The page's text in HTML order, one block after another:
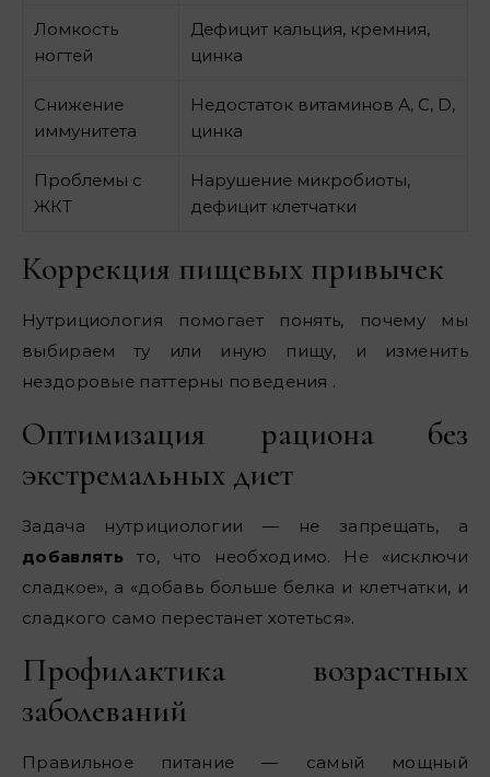
Ломкость
ногтей
Дефицит кальция, кремния,
цинка
Снижение
иммунитета
Недостаток витаминов А, С, D,
цинка
Проблемы с
ЖКТ
Нарушение микробиоты,
дефицит клетчатки
Коррекция пищевых привычек
Нутрициология помогает понять, почему мы
выбираем ту или иную пищу, и изменить
нездоровые паттерны поведения .
Оптимизация рациона без
экстремальных диет
Задача нутрициологии — не запрещать, а
добавлять то, что необходимо. Не «исключи
сладкое», а «добавь больше белка и клетчатки, и
сладкого само перестанет хотеться».
Профилактика возрастных
заболеваний
Правильное питание — самый мощный